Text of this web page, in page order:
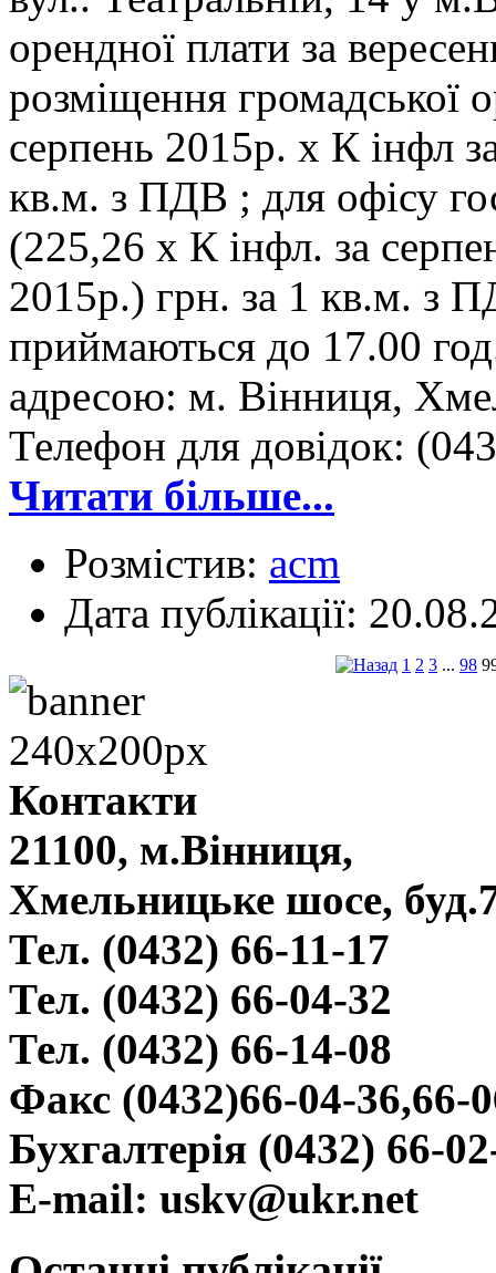
орендної плати за
розміщення громадської
серпень 2015р. х К інфл
кв.м. з ПДВ ; для офісу
(225,26 х К інфл. за
2015р.) грн. за 1 кв.м. з
приймаються до 17.00
адресою: м. Вінниця,
Телефон для довідок:
Читати більше...
Розмістив: acm
Дата публікації:
1 2 3 ... 98
Контакти
21100, м.Вінниця,
Хмельницьке шосе,
Тел. (0432) 66-11-17
Тел. (0432) 66-04-32
Тел. (0432) 66-14-08
Факс (0432)66-04-36,66-
Бухгалтерія (0432) 66-
E-mail: uskv@ukr.net